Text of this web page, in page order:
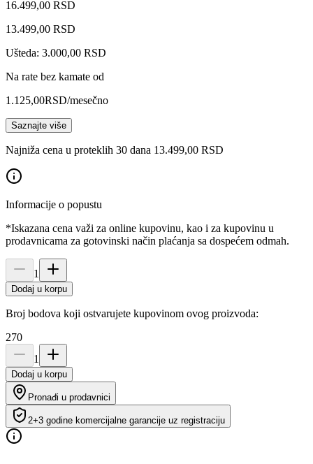
16.499,00 RSD
13.499,00 RSD
Ušteda: 3.000,00 RSD
Na rate bez kamate od
1.125,00RSD/mesečno
Saznajte više
Najniža cena u proteklih 30 dana 13.499,00 RSD
Informacije o popustu
*Iskazana cena važi za online kupovinu, kao i za kupovinu u
prodavnicama za gotovinski način plaćanja sa dospećem odmah.
1
Dodaj u korpu
Broj bodova koji ostvarujete kupovinom ovog proizvoda:
270
1
Dodaj u korpu
Pronađi u prodavnici
2+3 godine komercijalne garancije uz registraciju